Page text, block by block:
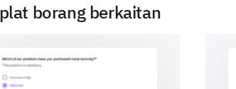
borang berkaitan